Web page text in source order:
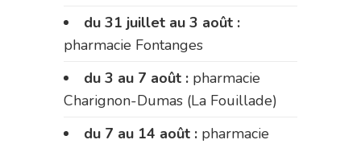
du 31 juillet au 3 août :
pharmacie Fontanges
du 3 au 7 août : pharmacie
Charignon-Dumas (La Fouillade)
du 7 au 14 août : pharmacie